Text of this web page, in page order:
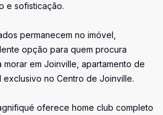
e sofisticação.
permanecem no imóvel,
opção para quem procura
em Joinville, apartamento de
no Centro de Joinville.
oferece home club completo